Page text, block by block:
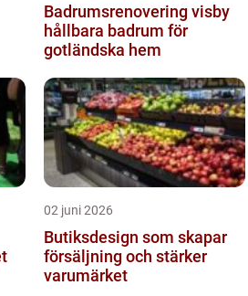
Badrumsrenovering visby
hållbara badrum för
gotländska hem
02 juni 2026
Butiksdesign som skapar
försäljning och stärker
varumärket